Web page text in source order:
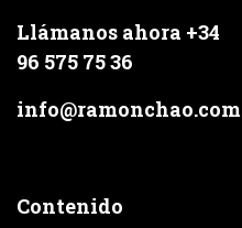
Llámanos ahora +34
96 575 75 36
info@ramonchao.com
Contenido